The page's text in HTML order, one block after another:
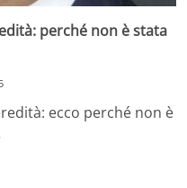
perché non è stata
ecco perché non è